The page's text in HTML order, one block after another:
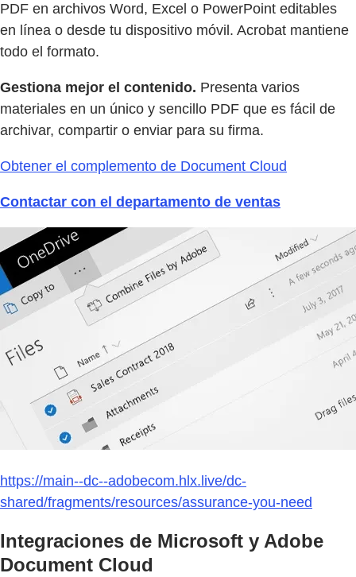
PDF en archivos Word, Excel o PowerPoint editables
en línea o desde tu dispositivo móvil. Acrobat mantiene
todo el formato.
Gestiona mejor el contenido. Presenta varios
materiales en un único y sencillo PDF que es fácil de
archivar, compartir o enviar para su firma.
Obtener el complemento de Document Cloud
Contactar con el departamento de ventas
https://main--dc--adobecom.hlx.live/dc-
shared/fragments/resources/assurance-you-need
Integraciones de Microsoft y Adobe
Document Cloud